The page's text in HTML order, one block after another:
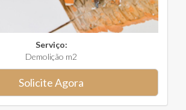
Serviço:
Demolição m2
Solicite Agora